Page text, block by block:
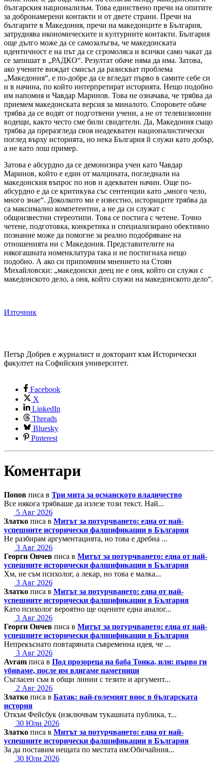
българския национализъм. Това единствено пречи на опитите
за добронамерени контакти и от двете страни. Пречи на
българите в Македония, пречи на македонците в България,
затруднява икономическите и културните контакти. България
още дълго може да се самозалъгва, че македонската
идентичност е на път да се сгромоляса и всички само чакат да
се запишат в „РАДКО“. Резултат обаче няма да има. Затова,
ако учените виждат смисъл да разискват проблема
„Македония“, е по-добре да се вгледат първо в самите себе си
и в начина, по който интерпретират историята. Нещо подобно
им напомня и Чавдар Маринов. Това не означава, че трябва да
приемем македонската версия за миналото. Споровете обаче
трябва да се водят от подготвени учени, а не от телевизионни
водещи, както често сме били свидетели. Да, Македония също
трябва да преразгледа своя неадекватен националистически
поглед върху историята, но нека България й служи като добър,
а не като лош пример.
Затова е абсурдно да се демонизира учен като Чавдар
Маринов, който е един от малцината, погледнали на
македонския въпрос по нов и адекватен начин. Още по-
абсурдно е да се критикува със сентенции като „много чело,
много знае“. Доколкото ми е известно, историците трябва да
са максимално компетентни, а не да си служат с
общоизвестни стереотипи. Това се постига с четене. Точно
четене, подготовка, конкретика и специализирано обективно
познание може да помогне за реално подобряване на
отношенията ни с Македония. Представителите на
някогашната номенклатура така и не постигнаха нещо
подобно. А ако си припомним мнението на Стоян
Михайловски: „македонски деец не е оня, който си служи с
македонското дело, а оня, който служи на македонското дело“.
Източник
Петър Добрев е журналист и докторант към Исторически
факултет на Софийския университет.
Facebook
X
LinkedIn
Threads
Bluesky
Pinterest
Коментари
Попов писа в Три мита за османското владичество
Все някога трябваше да излезе този текст. Най...
5 Авг 2026
Златко писа в Митът за потурчването: една от най-
успешните исторически фалшификации в България
Не разбирам аргументацията, но това е дребна ...
3 Авг 2026
Георги Ончев писа в Митът за потурчването: една от най-
успешните исторически фалшификации в България
Хм, не съм психолог, а лекар, но това е малка...
3 Авг 2026
Златко писа в Митът за потурчването: една от най-
успешните исторически фалшификации в България
Като психолог вероятно ще оцените една аналог...
3 Авг 2026
Георги Ончев писа в Митът за потурчването: една от най-
успешните исторически фалшификации в България
Непрекъснато повтаряната съвременна идея, че ...
3 Авг 2026
Avram писа в Под прозореца на баба Тонка, или: първо ги
убиваме, после им вдигаме паметници
Съгласен съм в общи линии с тезите и аргумент...
2 Авг 2026
Златко писа в Батак: най-големият внос в българската
история
Откъм Фейсбук (изключвам тукашната публика, т...
30 Юли 2026
Златко писа в Митът за потурчването: една от най-
успешните исторически фалшификации в България
За да поставим нещата по местата им:Обичайния...
30 Юли 2026